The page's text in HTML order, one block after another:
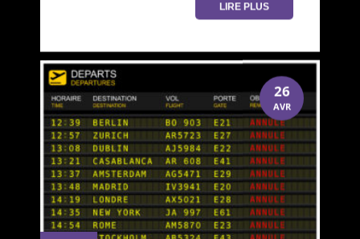
LIRE PLUS
26
AVR